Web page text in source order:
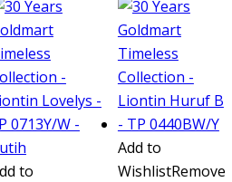
to
Add to
WishlistRemove